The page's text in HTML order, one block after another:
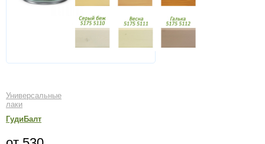
Универсальные
лаки
ГудиБалт